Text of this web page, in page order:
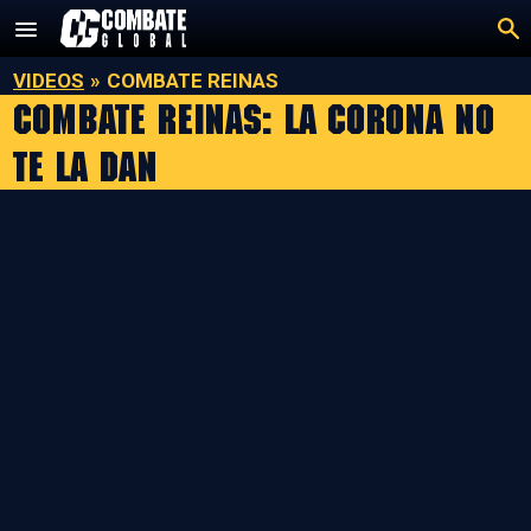
contenido
VIDEOS » COMBATE REINAS
Combate Reinas: La corona no
te la dan